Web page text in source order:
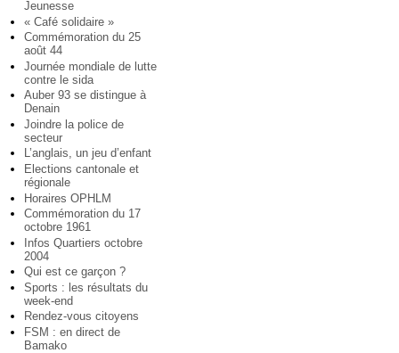
Jeunesse
« Café solidaire »
Commémoration du 25
août 44
Journée mondiale de lutte
contre le sida
Auber 93 se distingue à
Denain
Joindre la police de
secteur
L’anglais, un jeu d’enfant
Elections cantonale et
régionale
Horaires OPHLM
Commémoration du 17
octobre 1961
Infos Quartiers octobre
2004
Qui est ce garçon ?
Sports : les résultats du
week-end
Rendez-vous citoyens
FSM : en direct de
Bamako